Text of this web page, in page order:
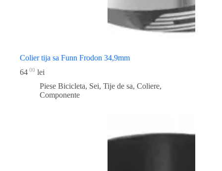
Colier tija sa Funn Frodon 34,9mm
64 00 lei
Piese Bicicleta, Sei, Tije de sa, Coliere,
Componente